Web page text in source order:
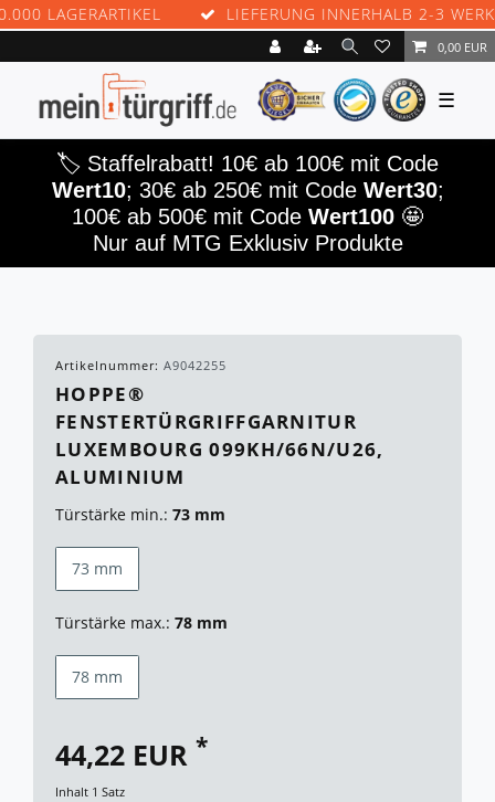
LAGERARTIKEL LIEFERUNG INNERHALB 2-3
0,00 EUR
☰
🏷️ Staffelrabatt! 10€ ab 100€ mit Code
Wert10; 30€ ab 250€ mit Code Wert30;
100€ ab 500€ mit Code Wert100 🤩
Nur auf MTG Exklusiv Produkte
Artikelnummer: A9042255
HOPPE®
FENSTERTÜRGRIFFGARNITUR
LUXEMBOURG 099KH/66N/U26,
ALUMINIUM
Türstärke min.: 73 mm
73 mm
Türstärke max.: 78 mm
78 mm
44,22 EUR *
Inhalt 1 Satz